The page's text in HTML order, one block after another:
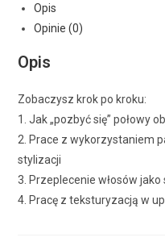
Opis
Opinie (0)
Opis
Zobaczysz krok po kroku:
1. Jak „pozbyć się” połowy
2. Prace z wykorzystaniem
stylizacji
3. Przeplecenie włosów
4. Pracę z teksturyzacją w